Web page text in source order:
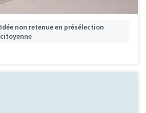
Idée non retenue en présélection
citoyenne